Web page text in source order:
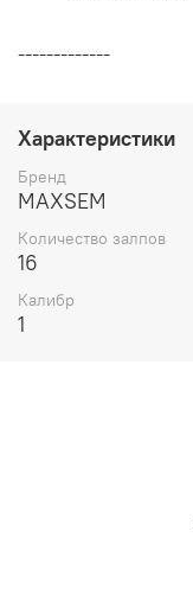
-------------
Характеристики
Бренд
MAXSEM
Количество залпов
16
Калибр
1